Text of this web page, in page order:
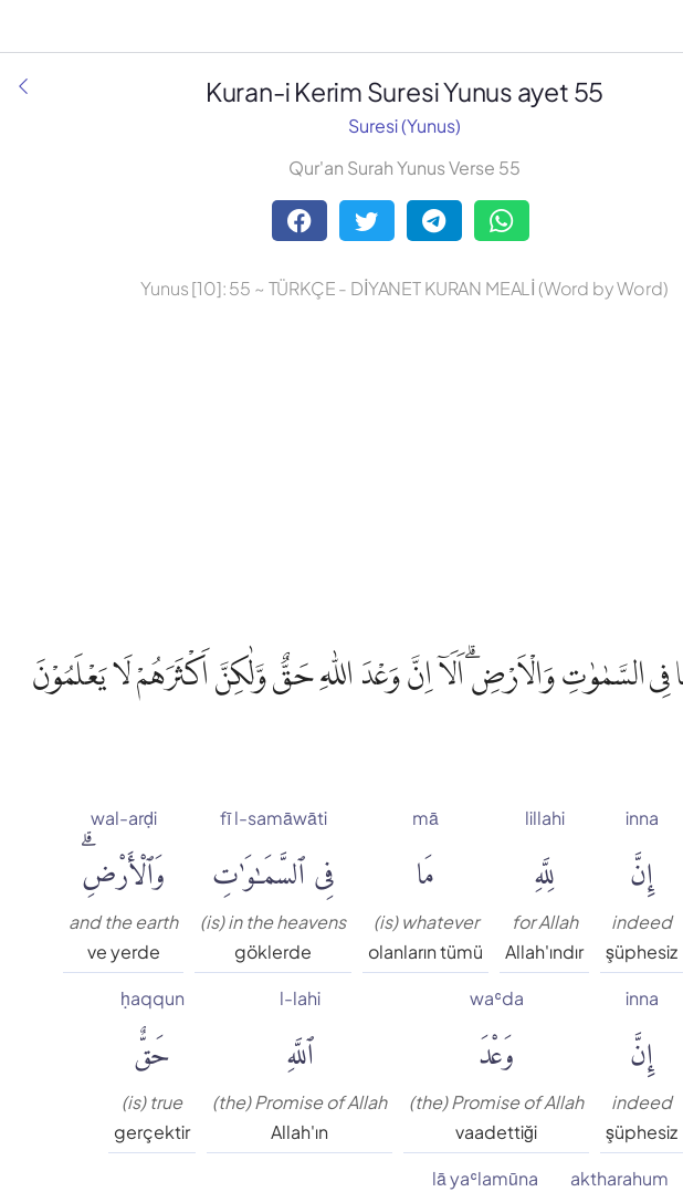
Kuran-i Kerim Suresi Yunus ayet 55
Suresi (Yunus)
Qur'an Surah Yunus Verse 55
Yunus [10]: 55 ~ TÜRKÇE - DİYANET KURAN MEALİ (Word by Word)
فِى السَّمٰوٰتِ وَالْاَرْضِۗ اَلَآ اِنَّ وَعْدَ اللّٰهِ حَقٌّ وَّلٰكِنَّ اَكْثَرَهُمْ لَا يَعْلَمُوْنَ
inna
إِنَّ
indeed
şüphesiz
lillahi
لِلَّهِ
for Allah
Allah'ındır
mā
مَا
(is) whatever
olanların tümü
fī l-samāwāti
فِى ٱلسَّمَٰوَٰتِ
(is) in the heavens
göklerde
wal-arḍi
وَٱلْأَرْضِۗ
and the earth
ve yerde
inna
إِنَّ
indeed
şüphesiz
waʿda
وَعْدَ
(the) Promise of Allah
vaadettiği
l-lahi
ٱللَّهِ
(the) Promise of Allah
Allah'ın
ḥaqqun
حَقٌّ
(is) true
gerçektir
aktharahum
lā yaʿlamūna